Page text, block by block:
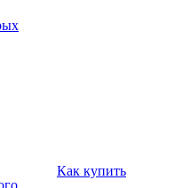
Как купить